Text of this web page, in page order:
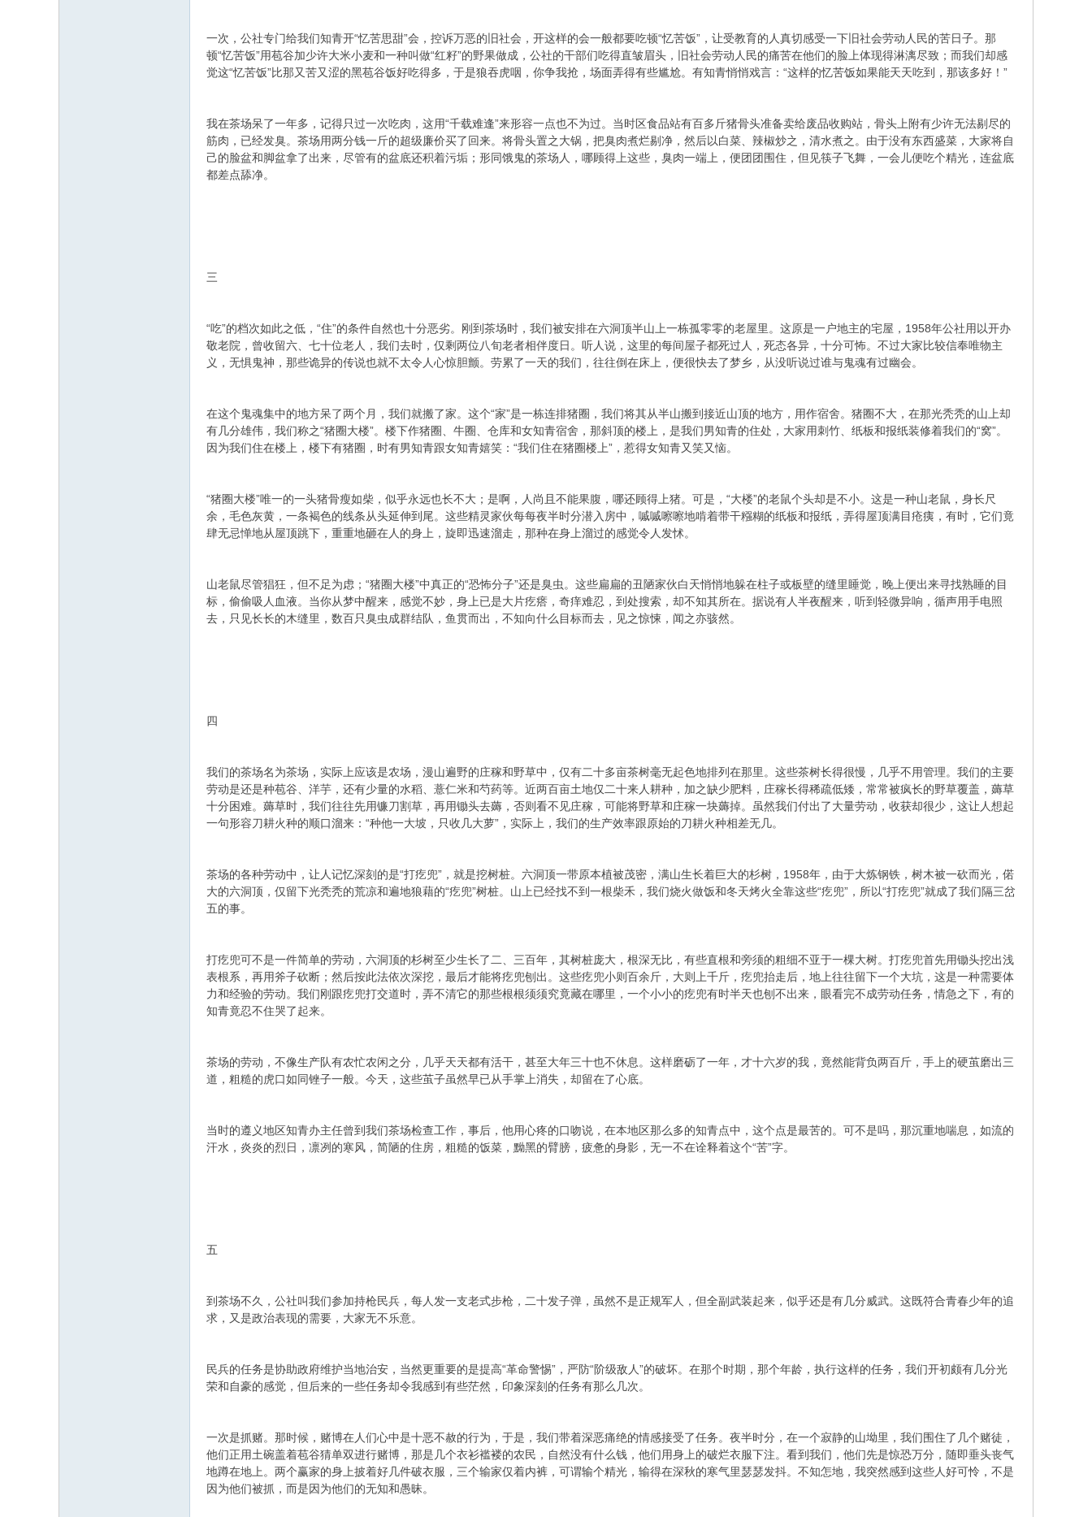
一次，公社专门给我们知青开“忆苦思甜”会，控诉万恶的旧社会，开这样的会一般都要吃顿“忆苦饭”，让受教育的人真切感受一下旧社会劳动人民的苦日子。那
顿“忆苦饭”用苞谷加少许大米小麦和一种叫做“红籽”的野果做成，公社的干部们吃得直皱眉头，旧社会劳动人民的痛苦在他们的脸上体现得淋漓尽致；而我们却感
觉这“忆苦饭”比那又苦又涩的黑苞谷饭好吃得多，于是狼吞虎咽，你争我抢，场面弄得有些尴尬。有知青悄悄戏言：“这样的忆苦饭如果能天天吃到，那该多好！”
我在茶场呆了一年多，记得只过一次吃肉，这用“千载难逢”来形容一点也不为过。当时区食品站有百多斤猪骨头准备卖给废品收购站，骨头上附有少许无法剔尽的
筋肉，已经发臭。茶场用两分钱一斤的超级廉价买了回来。将骨头置之大锅，把臭肉煮烂剔净，然后以白菜、辣椒炒之，清水煮之。由于没有东西盛菜，大家将自
己的脸盆和脚盆拿了出来，尽管有的盆底还积着污垢；形同饿鬼的茶场人，哪顾得上这些，臭肉一端上，便团团围住，但见筷子飞舞，一会儿便吃个精光，连盆底
都差点舔净。
三
“吃”的档次如此之低，“住”的条件自然也十分恶劣。刚到茶场时，我们被安排在六洞顶半山上一栋孤零零的老屋里。这原是一户地主的宅屋，1958年公社用以开办
敬老院，曾收留六、七十位老人，我们去时，仅剩两位八旬老者相伴度日。听人说，这里的每间屋子都死过人，死态各异，十分可怖。不过大家比较信奉唯物主
义，无惧鬼神，那些诡异的传说也就不太令人心惊胆颤。劳累了一天的我们，往往倒在床上，便很快去了梦乡，从没听说过谁与鬼魂有过幽会。
在这个鬼魂集中的地方呆了两个月，我们就搬了家。这个“家”是一栋连排猪圈，我们将其从半山搬到接近山顶的地方，用作宿舍。猪圈不大，在那光秃秃的山上却
有几分雄伟，我们称之“猪圈大楼”。楼下作猪圈、牛圈、仓库和女知青宿舍，那斜顶的楼上，是我们男知青的住处，大家用刺竹、纸板和报纸装修着我们的“窝”。
因为我们住在楼上，楼下有猪圈，时有男知青跟女知青嬉笑：“我们住在猪圈楼上”，惹得女知青又笑又恼。
“猪圈大楼”唯一的一头猪骨瘦如柴，似乎永远也长不大；是啊，人尚且不能果腹，哪还顾得上猪。可是，“大楼”的老鼠个头却是不小。这是一种山老鼠，身长尺
余，毛色灰黄，一条褐色的线条从头延伸到尾。这些精灵家伙每每夜半时分潜入房中，嘁嘁嚓嚓地啃着带干糨糊的纸板和报纸，弄得屋顶满目疮痍，有时，它们竟
肆无忌惮地从屋顶跳下，重重地砸在人的身上，旋即迅速溜走，那种在身上溜过的感觉令人发怵。
山老鼠尽管猖狂，但不足为虑；“猪圈大楼”中真正的“恐怖分子”还是臭虫。这些扁扁的丑陋家伙白天悄悄地躲在柱子或板壁的缝里睡觉，晚上便出来寻找熟睡的目
标，偷偷吸人血液。当你从梦中醒来，感觉不妙，身上已是大片疙瘩，奇痒难忍，到处搜索，却不知其所在。据说有人半夜醒来，听到轻微异响，循声用手电照
去，只见长长的木缝里，数百只臭虫成群结队，鱼贯而出，不知向什么目标而去，见之惊悚，闻之亦骇然。
四
我们的茶场名为茶场，实际上应该是农场，漫山遍野的庄稼和野草中，仅有二十多亩茶树毫无起色地排列在那里。这些茶树长得很慢，几乎不用管理。我们的主要
劳动是还是种苞谷、洋芋，还有少量的水稻、薏仁米和芍药等。近两百亩土地仅二十来人耕种，加之缺少肥料，庄稼长得稀疏低矮，常常被疯长的野草覆盖，薅草
十分困难。薅草时，我们往往先用镰刀割草，再用锄头去薅，否则看不见庄稼，可能将野草和庄稼一块薅掉。虽然我们付出了大量劳动，收获却很少，这让人想起
一句形容刀耕火种的顺口溜来：“种他一大坡，只收几大萝”，实际上，我们的生产效率跟原始的刀耕火种相差无几。
茶场的各种劳动中，让人记忆深刻的是“打疙兜”，就是挖树桩。六洞顶一带原本植被茂密，满山生长着巨大的杉树，1958年，由于大炼钢铁，树木被一砍而光，偌
大的六洞顶，仅留下光秃秃的荒凉和遍地狼藉的“疙兜”树桩。山上已经找不到一根柴禾，我们烧火做饭和冬天烤火全靠这些“疙兜”，所以“打疙兜”就成了我们隔三岔
五的事。
打疙兜可不是一件简单的劳动，六洞顶的杉树至少生长了二、三百年，其树桩庞大，根深无比，有些直根和旁须的粗细不亚于一棵大树。打疙兜首先用锄头挖出浅
表根系，再用斧子砍断；然后按此法依次深挖，最后才能将疙兜刨出。这些疙兜小则百余斤，大则上千斤，疙兜抬走后，地上往往留下一个大坑，这是一种需要体
力和经验的劳动。我们刚跟疙兜打交道时，弄不清它的那些根根须须究竟藏在哪里，一个小小的疙兜有时半天也刨不出来，眼看完不成劳动任务，情急之下，有的
知青竟忍不住哭了起来。
茶场的劳动，不像生产队有农忙农闲之分，几乎天天都有活干，甚至大年三十也不休息。这样磨砺了一年，才十六岁的我，竟然能背负两百斤，手上的硬茧磨出三
道，粗糙的虎口如同锉子一般。今天，这些茧子虽然早已从手掌上消失，却留在了心底。
当时的遵义地区知青办主任曾到我们茶场检查工作，事后，他用心疼的口吻说，在本地区那么多的知青点中，这个点是最苦的。可不是吗，那沉重地喘息，如流的
汗水，炎炎的烈日，凛冽的寒风，简陋的住房，粗糙的饭菜，黝黑的臂膀，疲惫的身影，无一不在诠释着这个“苦”字。
五
到茶场不久，公社叫我们参加持枪民兵，每人发一支老式步枪，二十发子弹，虽然不是正规军人，但全副武装起来，似乎还是有几分威武。这既符合青春少年的追
求，又是政治表现的需要，大家无不乐意。
民兵的任务是协助政府维护当地治安，当然更重要的是提高“革命警惕”，严防“阶级敌人”的破坏。在那个时期，那个年龄，执行这样的任务，我们开初颇有几分光
荣和自豪的感觉，但后来的一些任务却令我感到有些茫然，印象深刻的任务有那么几次。
一次是抓赌。那时候，赌博在人们心中是十恶不赦的行为，于是，我们带着深恶痛绝的情感接受了任务。夜半时分，在一个寂静的山坳里，我们围住了几个赌徒，
他们正用土碗盖着苞谷猜单双进行赌博，那是几个衣衫褴褛的农民，自然没有什么钱，他们用身上的破烂衣服下注。看到我们，他们先是惊恐万分，随即垂头丧气
地蹲在地上。两个赢家的身上披着好几件破衣服，三个输家仅着内裤，可谓输个精光，输得在深秋的寒气里瑟瑟发抖。不知怎地，我突然感到这些人好可怜，不是
因为他们被抓，而是因为他们的无知和愚昧。